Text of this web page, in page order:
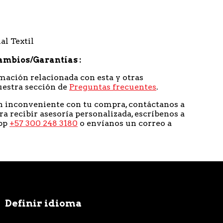
Textil
Garantías
relacionada con esta y otras
sección de Preguntas frecuentes.
inconveniente con tu compra, contáctanos a
recibir asesoría personalizada, escríbenos a
+57 300 248 3180 o envíanos un correo a
Definir idioma